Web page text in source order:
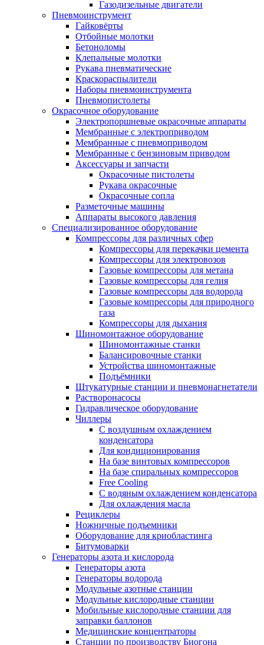
Газодизельные двигатели
Пневмоинструмент
Гайковёрты
Отбойные молотки
Бетоноломы
Клепальные молотки
Рукава пневматические
Краскораспылители
Наборы пневмоинструмента
Пневмопистолеты
Окрасочное оборудование
Электропоршневые окрасочные аппараты
Мембранные с электроприводом
Мембранные с пневмоприводом
Мембранные с бензиновым приводом
Аксессуары и запчасти
Окрасочные пистолеты
Рукава окрасочные
Окрасочные сопла
Разметочные машины
Аппараты высокого давления
Специализированное оборудование
Компрессоры для различных сфер
Компрессоры для перекачки цемента
Компрессоры для электровозов
Газовые компрессоры для метана
Газовые компрессоры для гелия
Газовые компрессоры для водорода
Газовые компрессоры для природного
газа
Компрессоры для дыхания
Шиномонтажное оборудование
Шиномонтажные станки
Балансировочные станки
Устройства шиномонтажные
Подъёмники
Штукатурные станции и пневмонагнетатели
Растворонасосы
Гидравлическое оборудование
Чиллеры
С воздушным охлаждением
конденсатора
Для кондиционирования
На базе винтовых компрессоров
На базе спиральных компрессоров
Free Cooling
С водяным охлаждением конденсатора
Для охлаждения масла
Рециклеры
Ножничные подъемники
Оборудование для криобластинга
Битумоварки
Генераторы азота и кислорода
Генераторы азота
Генераторы водорода
Модульные азотные станции
Модульные кислородные станции
Мобильные кислородные станции для
заправки баллонов
Медицинские концентраторы
Станции по производству Биогона